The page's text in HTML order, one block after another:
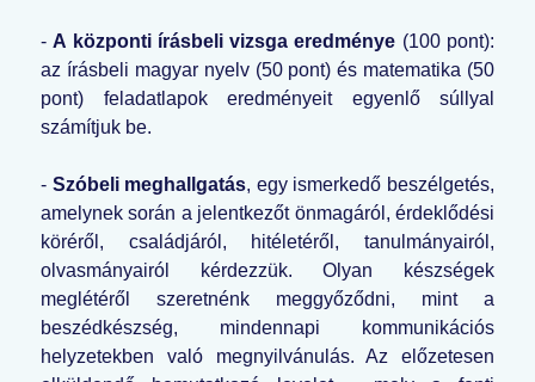
- A központi írásbeli vizsga eredménye (100 pont):
az írásbeli magyar nyelv (50 pont) és matematika (50
pont) feladatlapok eredményeit egyenlő súllyal
számítjuk be.
- Szóbeli meghallgatás, egy ismerkedő beszélgetés,
amelynek során a jelentkezőt önmagáról, érdeklődési
köréről, családjáról, hitéletéről, tanulmányairól,
olvasmányairól kérdezzük. Olyan készségek
meglétéről szeretnénk meggyőződni, mint a
beszédkészség, mindennapi kommunikációs
helyzetekben való megnyilvánulás. Az előzetesen